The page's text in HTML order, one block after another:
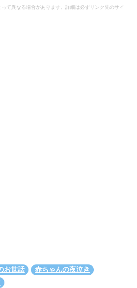
て異なる場合があります。詳細は必ずリンク先のサイ
お世話
赤ちゃんの夜泣き